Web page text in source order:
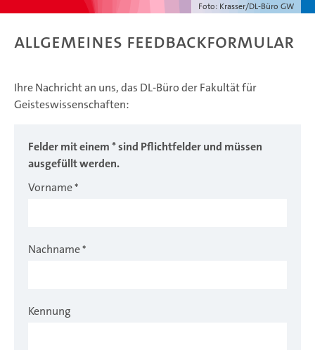
Foto: Krasser/DL-Büro GW
Allgemeines Feedbackformular
Ihre Nachricht an uns, das DL-Büro der Fakultät für
Geisteswissenschaften:
Felder mit einem * sind Pflichtfelder und müssen
ausgefüllt werden.
Vorname*
Nachname*
Kennung